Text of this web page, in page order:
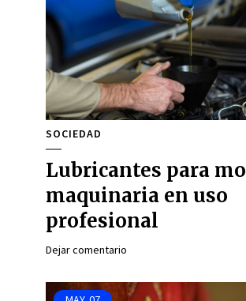
SOCIEDAD
Lubricantes para
maquinaria en uso
profesional
Dejar comentario